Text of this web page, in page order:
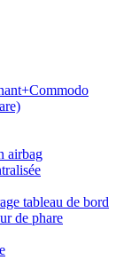
airbag
tableau de bord
de phare